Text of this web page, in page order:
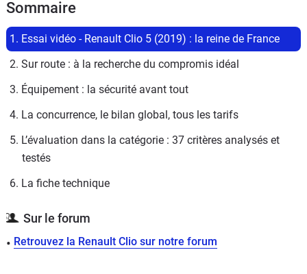
Sommaire
1. Essai vidéo - Renault Clio 5 (2019) : la reine de France
2. Sur route : à la recherche du compromis idéal
3. Équipement : la sécurité avant tout
4. La concurrence, le bilan global, tous les tarifs
5. L’évaluation dans la catégorie : 37 critères analysés et
testés
6. La fiche technique
Sur le forum
Retrouvez la Renault Clio sur notre forum